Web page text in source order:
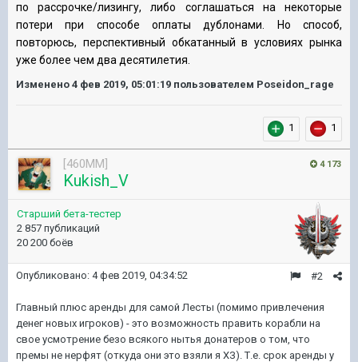
по рассрочке/лизингу, либо соглашаться на некоторые
потери при способе оплаты дублонами. Но способ,
повторюсь, перспективный обкатанный в условиях рынка
уже более чем два десятилетия.
Изменено 4 фев 2019, 05:01:19 пользователем Poseidon_rage
1 1
4 173
[460MM]
Kukish_V
Старший бета-тестер
2 857 публикаций
20 200 боёв
#2
Опубликовано: 4 фев 2019, 04:34:52
Главный плюс аренды для самой Лесты (помимо привлечения
денег новых игроков) - это возможность править корабли на
свое усмотрение безо всякого нытья донатеров о том, что
премы не нерфят (откуда они это взяли я ХЗ). Т.е. срок аренды у